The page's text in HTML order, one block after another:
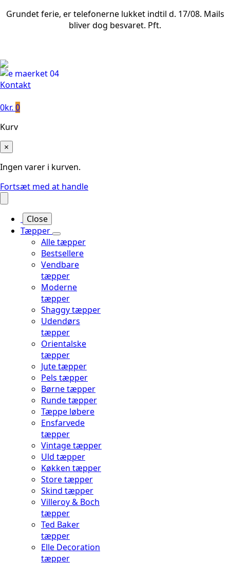
Grundet ferie, er telefonerne lukket indtil d. 17/08. Mails
bliver dog besvaret. Pft.
Kontakt
0kr. 0
Kurv
×
Ingen varer i kurven.
Fortsæt med at handle
Close
Tæpper
Alle tæpper
Bestsellere
Vendbare
tæpper
Moderne
tæpper
Shaggy tæpper
Udendørs
tæpper
Orientalske
tæpper
Jute tæpper
Pels tæpper
Børne tæpper
Runde tæpper
Tæppe løbere
Ensfarvede
tæpper
Vintage tæpper
Uld tæpper
Køkken tæpper
Store tæpper
Skind tæpper
Villeroy & Boch
tæpper
Ted Baker
tæpper
Elle Decoration
tæpper